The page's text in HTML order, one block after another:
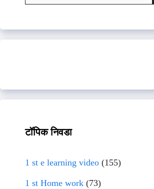
for:
टॉपिक निवडा
1 st e learning video (155)
1 st Home work (73)